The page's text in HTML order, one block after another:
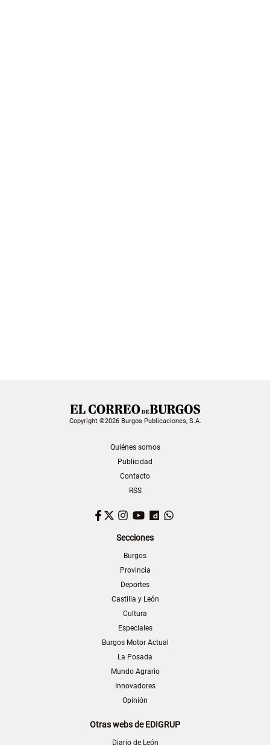
Copyright ©2026 Burgos Publicaciones, S.A.
Quiénes somos
Publicidad
Contacto
RSS
Facebook
TwitterInstagram
YouTubeDailymotion
Secciones
Burgos
Provincia
Deportes
Castilla y León
Cultura
Especiales
Burgos Motor Actual
La Posada
Mundo Agrario
Innovadores
Opinión
Otras webs de EDIGRUP
Diario de León